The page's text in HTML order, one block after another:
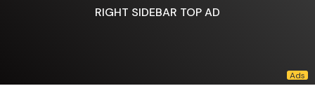
RIGHT SIDEBAR TOP AD